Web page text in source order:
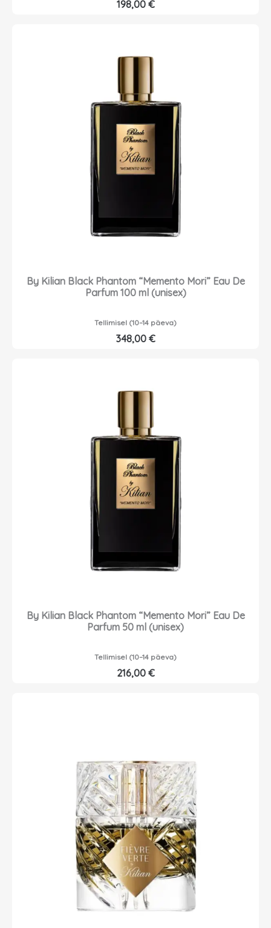
198,00 €
By Kilian Black Phantom “Memento Mori” Eau De
Parfum 100 ml (unisex)
Tellimisel (10–14 päeva)
348,00 €
By Kilian Black Phantom “Memento Mori” Eau De
Parfum 50 ml (unisex)
Tellimisel (10–14 päeva)
216,00 €